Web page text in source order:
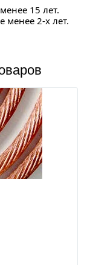
15 лет.
менее 2-х лет.